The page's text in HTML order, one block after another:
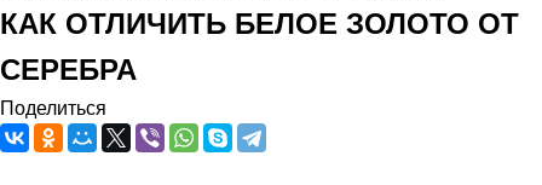
КАК ОТЛИЧИТЬ БЕЛОЕ ЗОЛОТО ОТ
СЕРЕБРА
Поделиться